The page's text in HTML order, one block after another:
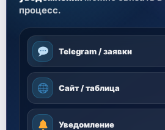
процесс.
Telegram / заявки
Сайт / таблица
Уведомление